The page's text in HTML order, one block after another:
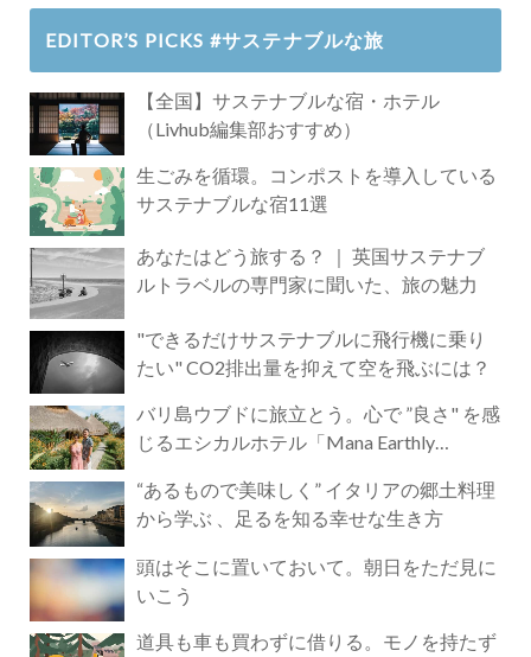
EDITOR’S PICKS #サステナブルな旅
【全国】サステナブルな宿・ホテル
（Livhub編集部おすすめ）
生ごみを循環。コンポストを導入している
サステナブルな宿11選
あなたはどう旅する？ ｜ 英国サステナブ
ルトラベルの専門家に聞いた、旅の魅力
"できるだけサステナブルに飛行機に乗り
たい" CO2排出量を抑えて空を飛ぶには？
バリ島ウブドに旅立とう。心で ”良さ" を感
じるエシカルホテル「Mana Earthly
“あるもので美味しく” イタリアの郷土料理
から学ぶ 、足るを知る幸せな生き方
頭はそこに置いておいて。朝日をただ見に
いこう
道具も車も買わずに借りる。モノを持たず